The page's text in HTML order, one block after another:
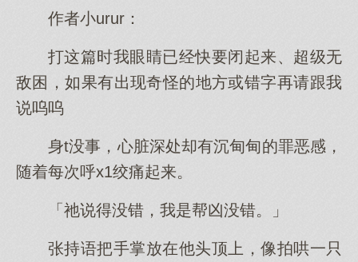
作者小urur：
打这篇时我眼睛已经快要闭起来、超级无
敌困，如果有出现奇怪的地方或错字再请跟我
说呜呜
身t没事，心脏深处却有沉甸甸的罪恶感，
随着每次呼x1绞痛起来。
「祂说得没错，我是帮凶没错。」
张持语把手掌放在他头顶上，像拍哄一只